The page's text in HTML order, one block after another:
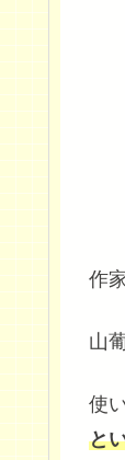
作
山
使
と